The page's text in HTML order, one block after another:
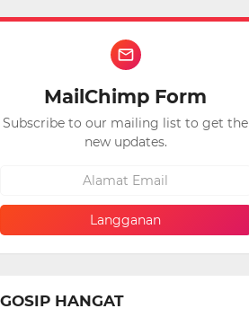
MailChimp Form
Subscribe to our mailing list to get the
new updates.
GOSIP HANGAT